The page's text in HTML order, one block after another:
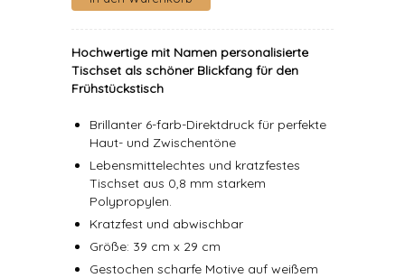
Hochwertige mit Namen personalisierte
Tischset als schöner Blickfang für den
Frühstückstisch
Brillanter 6-farb-Direktdruck für perfekte
Haut- und Zwischentöne
Lebensmittelechtes und kratzfestes
Tischset aus 0,8 mm starkem
Polypropylen.
Kratzfest und abwischbar
Größe: 39 cm x 29 cm
Gestochen scharfe Motive auf weißem